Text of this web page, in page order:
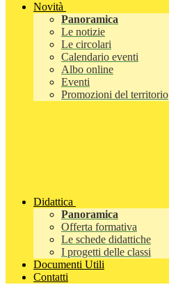
Novità
Panoramica
Le notizie
Le circolari
Calendario eventi
Albo online
Eventi
Promozioni del territorio
Didattica
Panoramica
Offerta formativa
Le schede didattiche
I progetti delle classi
Documenti Utili
Contatti